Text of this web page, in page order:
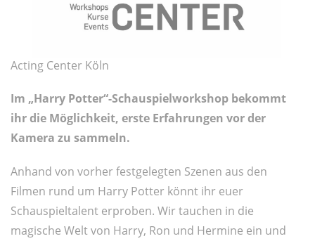
Acting Center Köln
Im „Harry Potter“-Schauspielworkshop bekommt
ihr die Möglichkeit, erste Erfahrungen vor der
Kamera zu sammeln.
Anhand von vorher festgelegten Szenen aus den
Filmen rund um Harry Potter könnt ihr euer
Schauspieltalent erproben. Wir tauchen in die
magische Welt von Harry, Ron und Hermine ein und